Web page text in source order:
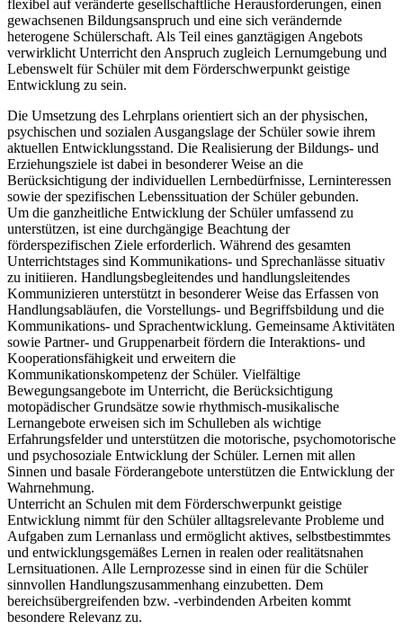
flexibel auf veränderte gesellschaftliche Herausforderungen, einen
gewachsenen Bildungsanspruch und eine sich verändernde
heterogene Schülerschaft. Als Teil eines ganztägigen Angebots
verwirklicht Unterricht den Anspruch zugleich Lernumgebung und
Lebenswelt für Schüler mit dem Förderschwerpunkt geistige
Entwicklung zu sein.
Die Umsetzung des Lehrplans orientiert sich an der physischen,
psychischen und sozialen Ausgangslage der Schüler sowie ihrem
aktuellen Entwicklungsstand. Die Realisierung der Bildungs- und
Erziehungsziele ist dabei in besonderer Weise an die
Berücksichtigung der individuellen Lernbedürfnisse, Lerninteressen
sowie der spezifischen Lebenssituation der Schüler gebunden.
Um die ganzheitliche Entwicklung der Schüler umfassend zu
unterstützen, ist eine durchgängige Beachtung der
förderspezifischen Ziele erforderlich. Während des gesamten
Unterrichtstages sind Kommunikations- und Sprechanlässe situativ
zu initiieren. Handlungsbegleitendes und handlungsleitendes
Kommunizieren unterstützt in besonderer Weise das Erfassen von
Handlungsabläufen, die Vorstellungs- und Begriffsbildung und die
Kommunikations- und Sprachentwicklung. Gemeinsame Aktivitäten
sowie Partner- und Gruppenarbeit fördern die Interaktions- und
Kooperationsfähigkeit und erweitern die
Kommunikationskompetenz der Schüler. Vielfältige
Bewegungsangebote im Unterricht, die Berücksichtigung
motopädischer Grundsätze sowie rhythmisch-musikalische
Lernangebote erweisen sich im Schulleben als wichtige
Erfahrungsfelder und unterstützen die motorische, psychomotorische
und psychosoziale Entwicklung der Schüler. Lernen mit allen
Sinnen und basale Förderangebote unterstützen die Entwicklung der
Wahrnehmung.
Unterricht an Schulen mit dem Förderschwerpunkt geistige
Entwicklung nimmt für den Schüler alltagsrelevante Probleme und
Aufgaben zum Lernanlass und ermöglicht aktives, selbstbestimmtes
und entwicklungsgemäßes Lernen in realen oder realitätsnahen
Lernsituationen. Alle Lernprozesse sind in einen für die Schüler
sinnvollen Handlungszusammenhang einzubetten. Dem
bereichsübergreifenden bzw. -verbindenden Arbeiten kommt
besondere Relevanz zu.